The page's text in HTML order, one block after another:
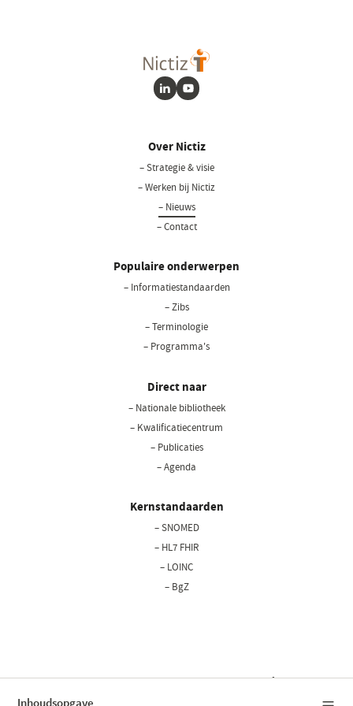
Inhoudsopgave
LinkedInYoutube
Over Nictiz
– Strategie & visie
– Werken bij Nictiz
– Nieuws
– Contact
Populaire onderwerpen
– Informatiestandaarden
– Zibs
– Terminologie
– Programma's
Direct naar
– Nationale bibliotheek(opent
– Kwalificatiecentrum
– Publicaties
– Agenda
Kernstandaarden
– SNOMED
– HL7 FHIR
– LOINC
– BgZ
Privacy statement Cookiebeleid Disclaimer
Bedrijfsgegevens